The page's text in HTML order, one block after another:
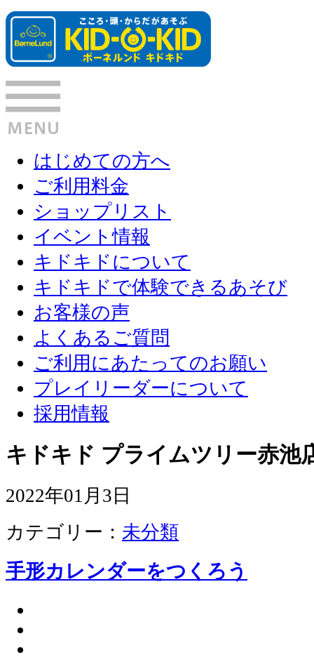
はじめての方へ
ご利用料金
ショップリスト
イベント情報
キドキドについて
キドキドで体験できるあそび
お客様の声
よくあるご質問
ご利用にあたってのお願い
プレイリーダーについて
採用情報
キドキド プライムツリー赤池
2022年01月3日
カテゴリー： 未分類
手形カレンダーをつくろう